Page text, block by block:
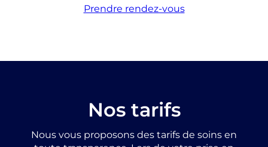
Prendre rendez-vous
Nos tarifs
Nous vous proposons des tarifs de soins en